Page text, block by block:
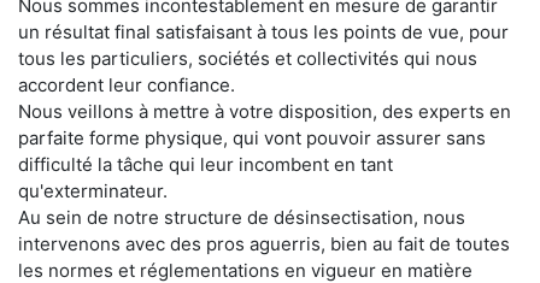
Nous sommes incontestablement en mesure de garantir
un résultat final satisfaisant à tous les points de vue, pour
tous les particuliers, sociétés et collectivités qui nous
accordent leur confiance.
Nous veillons à mettre à votre disposition, des experts en
parfaite forme physique, qui vont pouvoir assurer sans
difficulté la tâche qui leur incombent en tant
qu'exterminateur.
Au sein de notre structure de désinsectisation, nous
intervenons avec des pros aguerris, bien au fait de toutes
les normes et réglementations en vigueur en matière